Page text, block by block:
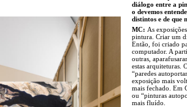
diálogo entre a
o devemos
distintos e de que
MC: As
pintura. Criar um
Então, foi criado
computador. A
outras,
estas arquiteturas.
“paredes
exposição mais
mais fechado. Em
ou “pinturas
mais fluído.